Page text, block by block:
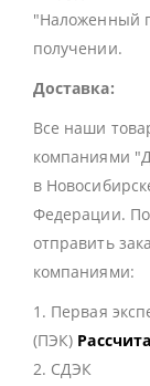
"Наложенный
получении.
Доставка:
Все наши
компаниями
в
Федерации.
отправить
компаниями:
1. Первая
(ПЭК)
2. СДЭК